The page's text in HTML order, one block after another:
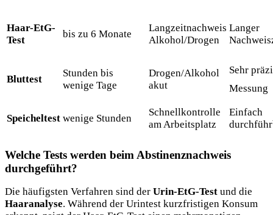
Haar-EtG-
Test
bis zu 6 Monate
Langzeitnachweis
Alkohol/Drogen
Langer
Bluttest
Stunden bis
wenige Tage
Drogen/Alkohol
akut
Sehr
Messung
Speicheltest wenige Stunden
Schnellkontrolle
am Arbeitsplatz
Einfach
Welche Tests werden beim Abstinenznachweis
durchgeführt?
Die häufigsten Verfahren sind der Urin-EtG-Test und die
Haaranalyse. Während der Urintest kurzfristigen Konsum